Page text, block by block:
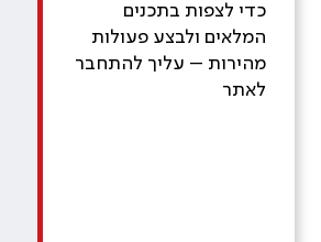
כדי לצפות בתכנים
המלאים ולבצע פעולות
מהירות – עליך להתחבר
לאתר